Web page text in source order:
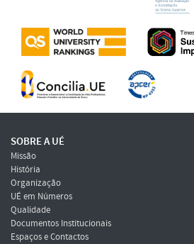
SOBRE A UÉ
Missão
História
Organização
UÉ em Números
Qualidade
Documentos Institucionais
Espaços e Contactos